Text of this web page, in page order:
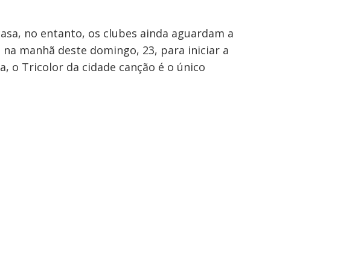
no entanto, os clubes ainda aguardam a
manhã deste domingo, 23, para iniciar a
o Tricolor da cidade canção é o único